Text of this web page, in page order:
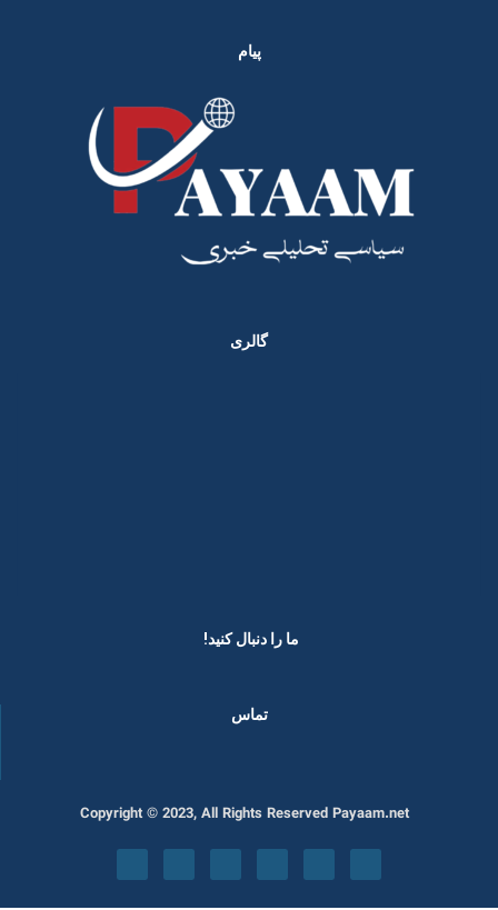
پیام
گالری
ما را دنبال کنید! ​
تماس
Copyright © 2023, All Rights Reserved Payaam.net